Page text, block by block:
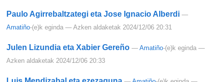
Paulo Agirrebaltzategi eta Jose Ignacio Alberdi —
Amatiño-(e)k eginda — Azken aldaketak 2024/12/06 20:31
Julen Lizundia eta Xabier Gereño —Amatiño-(e)k eginda —
Azken aldaketak 2024/12/06 20:33